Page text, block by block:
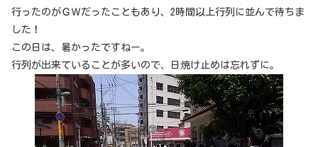
行ったのがＧＷだったこともあり、2時間以上行列に並んで待ちま
した！
この日は、暑かったですねー。
行列が出来ていることが多いので、日焼け止めは忘れずに。